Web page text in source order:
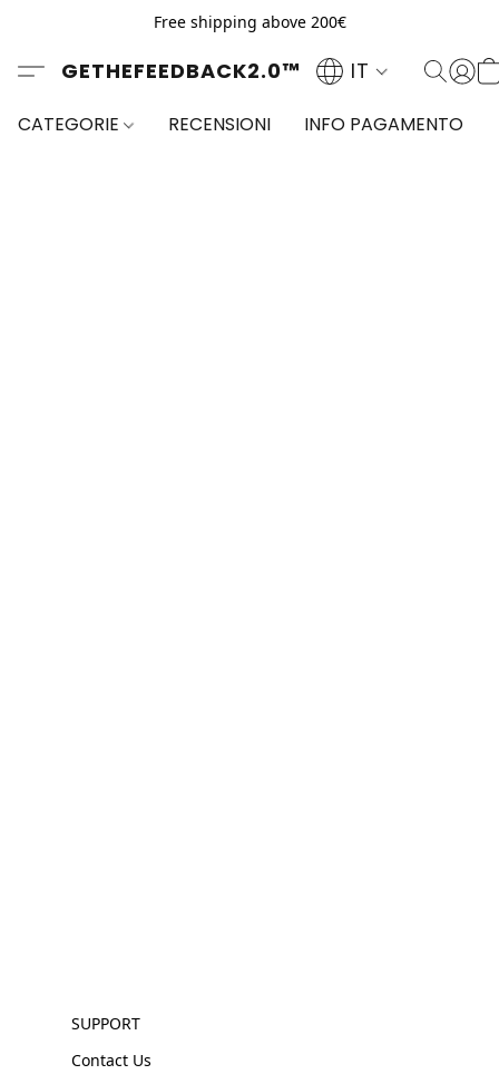
Free shipping above 200€
GETHEFEEDBACK2.0™ IT
CATEGORIE RECENSIONI INFO PAGAMENTO
SUPPORT
Contact Us